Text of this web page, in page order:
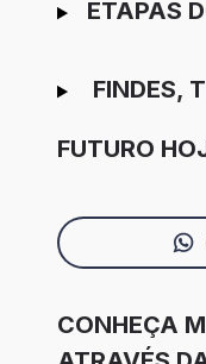
ETAPAS
FINDES,
FUTURO
CONHEÇA